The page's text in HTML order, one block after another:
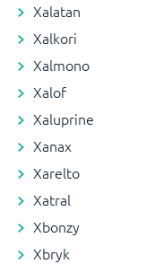
Xalatan
Xalkori
Xalmono
Xalof
Xaluprine
Xanax
Xarelto
Xatral
Xbonzy
Xbryk